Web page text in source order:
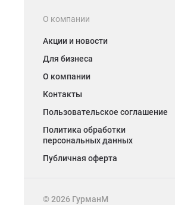
О компании
Акции и новости
Для бизнеса
О компании
Контакты
Пользовательское соглашение
Политика обработки
персональных данных
Публичная оферта
© 2026 ГурманМ